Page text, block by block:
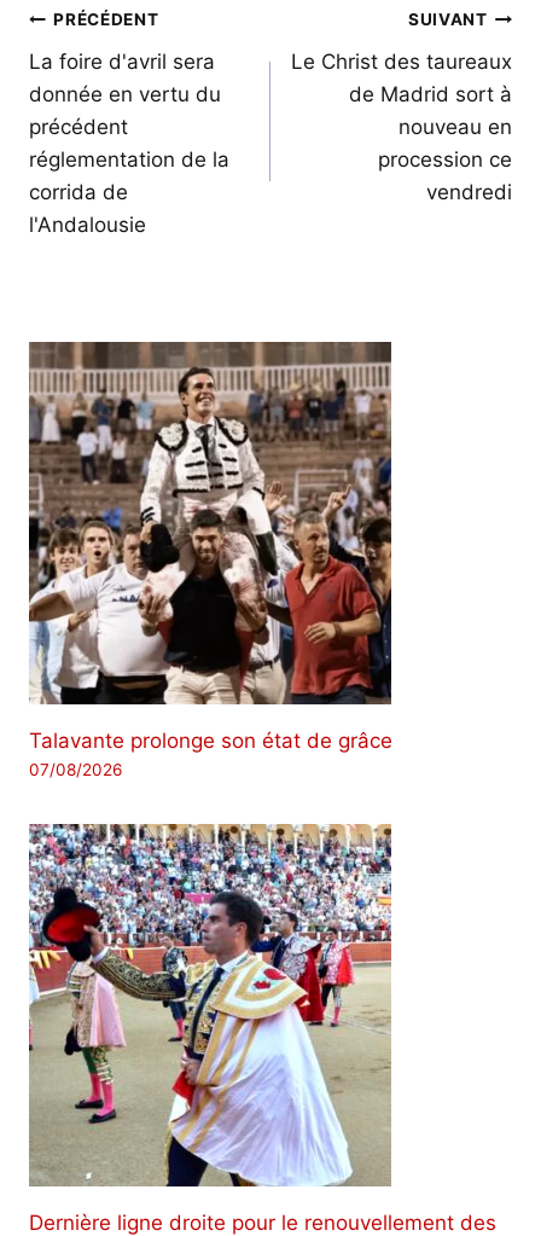
Navigation
de
l’article
PRÉCÉDENT
La foire d'avril sera
donnée en vertu du
précédent
réglementation de la
corrida de
l'Andalousie
SUIVANT
Le Christ des taureaux
de Madrid sort à
nouveau en
procession ce
vendredi
Talavante prolonge son état de grâce
07/08/2026
Dernière ligne droite pour le renouvellement des